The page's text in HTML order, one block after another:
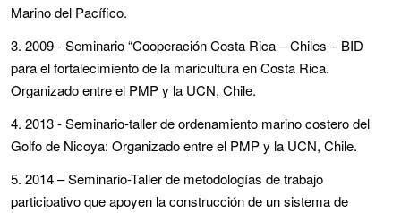
Marino del Pacífico.
3. 2009 - Seminario “Cooperación Costa Rica – Chiles – BID
para el fortalecimiento de la maricultura en Costa Rica.
Organizado entre el PMP y la UCN, Chile.
4. 2013 - Seminario‐taller de ordenamiento marino costero del
Golfo de Nicoya: Organizado entre el PMP y la UCN, Chile.
5. 2014 – Seminario-Taller de metodologías de trabajo
participativo que apoyen la construcción de un sistema de